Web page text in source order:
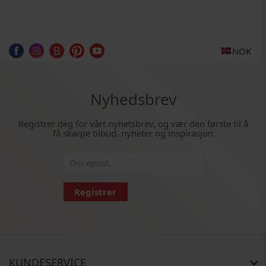
NOK
Nyhedsbrev
Registrer deg for vårt nyhetsbrev, og vær den første til å
få skarpe tilbud, nyheter og inspirasjon
Registrer
KUNDESERVICE